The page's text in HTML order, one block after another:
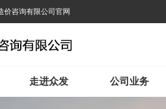
价咨询有限公司官网
走进众发 公司业务